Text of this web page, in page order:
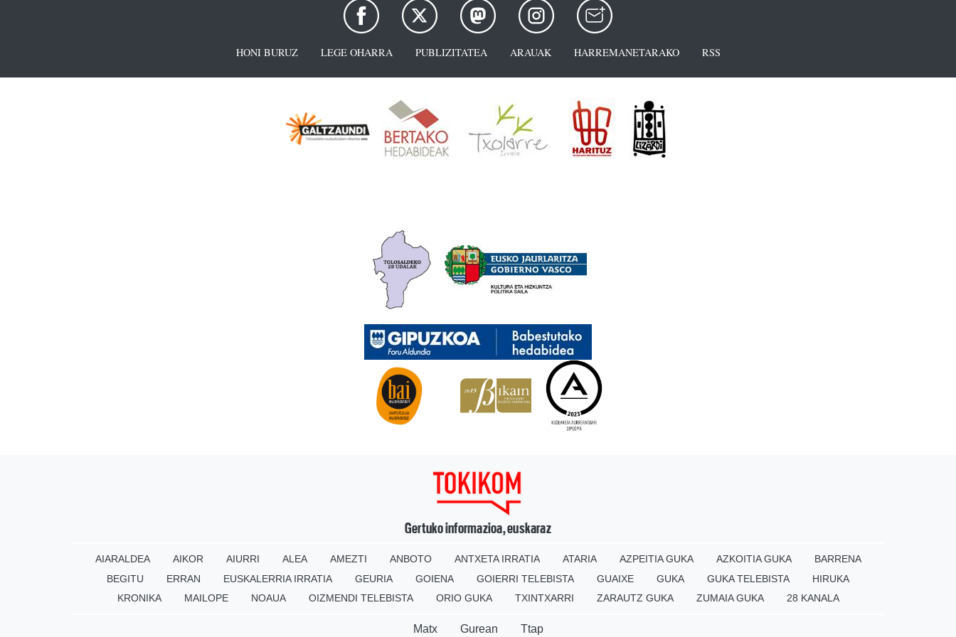
HONI BURUZ LEGE OHARRA PUBLIZITATEA ARAUAK HARREMANETARAKO RSS
Gertuko informazioa, euskaraz
AIARALDEA AIKOR AIURRI ALEA AMEZTI ANBOTO ANTXETA IRRATIA ATARIA AZPEITIA GUKA AZKOITIA GUKA
BARRENA
BEGITU
ERRAN EUSKALERRIA IRRATIA GEURIA GOIENA GOIERRI TELEBISTA GUAIXE GUKA GUKA TELEBISTA
HIRUKA
KRONIKA
MAILOPE NOAUA OIZMENDI TELEBISTA ORIO GUKA TXINTXARRI ZARAUTZ GUKA ZUMAIA GUKA 28 KANALA
Matx Gurean Ttap